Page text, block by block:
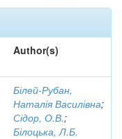
Author(s)
Білей-Рубан,
Наталія Василівна;
Сідор, О.В.;
Білоцька, Л.Б.